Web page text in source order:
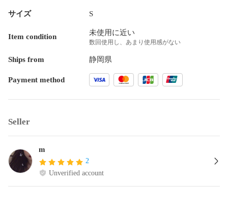
サイズ S
Item condition 未使用に近い
数回使用し、あまり使用感がない
Ships from 静岡県
Payment method
Seller
m
2
Unverified account